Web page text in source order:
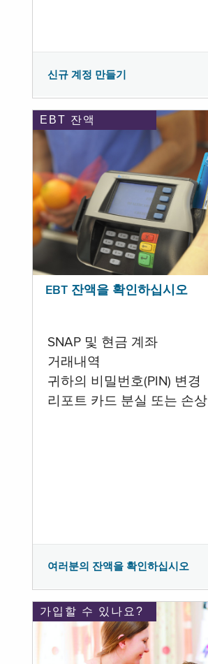
신규 계정 만들기
EBT 잔액
EBT 잔액을 확인하십시오
SNAP 및 현금 계좌
거래내역
귀하의 비밀번호(PIN) 변경
리포트 카드 분실 또는 손상
여러분의 잔액을 확인하십시오
가입할 수 있나요?